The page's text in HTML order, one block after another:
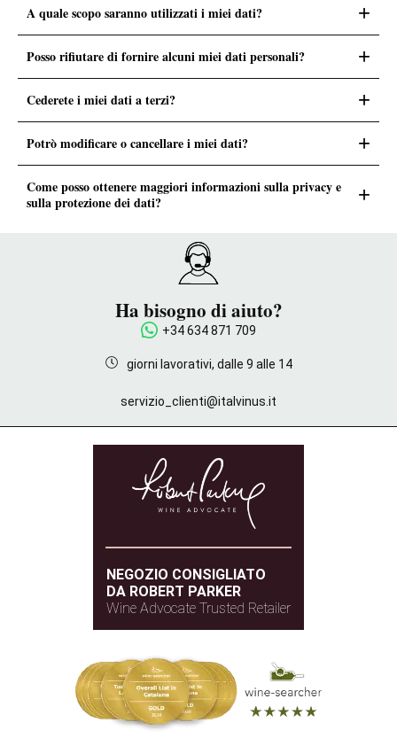
A quale scopo saranno utilizzati i miei dati? +
Posso rifiutare di fornire alcuni miei dati personali? +
Cederete i miei dati a terzi? +
Potrò modificare o cancellare i miei dati? +
Come posso ottenere maggiori informazioni sulla privacy e
sulla protezione dei dati?
+
Ha bisogno di aiuto?
+34 634 871 709
giorni lavorativi, dalle 9 alle 14
servizio_clienti@italvinus.it
NEGOZIO CONSIGLIATO
DA ROBERT PARKER
Wine Advocate Trusted Retailer